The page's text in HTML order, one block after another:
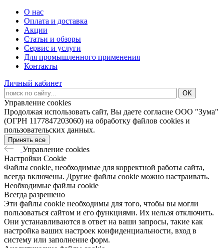
О нас
Оплата и доставка
Акции
Статьи и обзоры
Сервис и услуги
Для промышленного применения
Контакты
Личный кабинет
Управление cookies
Продолжая использовать сайт, Вы даете согласие ООО "Зума"
(ОГРН 1177847203060) на обработку файлов cookies и
пользовательских данных.
Принять все
Управление cookies
Настройки Cookie
Файлы cookie, необходимые для корректной работы сайта,
всегда включены. Другие файлы cookie можно настраивать.
Необходимые файлы cookie
Всегда разрешено
Эти файлы cookie необходимы для того, чтобы вы могли
пользоваться сайтом и его функциями. Их нельзя отключить.
Они устанавливаются в ответ на ваши запросы, такие как
настройка ваших настроек конфиденциальности, вход в
систему или заполнение форм.